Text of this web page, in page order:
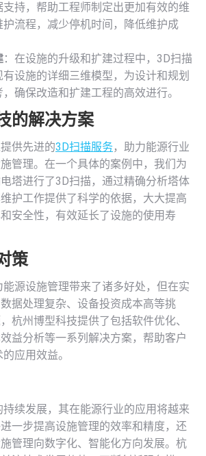
持，帮助工程师制定出更加有效的维
护流程，减少停机时间，降低维护成
：在设施的升级和扩建过程中，3D扫描
设施的详细三维模型，为设计和规划
确保改造和扩建工程的高效进行。
的解决方案
供先进的3D扫描服务，助力能源行业
管理。在一个具体的案例中，我们为
塔进行了3D扫描，通过精确分析塔体
护工作提供了科学的依据，大大提高
安全性，有效延长了设施的使用寿
策
源设施管理带来了诸多好处，但在实
据处理复杂、设备投资成本高等挑
杭州博型科技提供了包括软件优化、
益分析等一系列解决方案，帮助客户
应用效益。
持续发展，其在能源行业的应用将越来
一步提高设施管理的效率和精度，还
管理向数字化、智能化方向发展。杭